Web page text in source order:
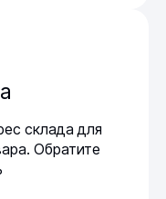
склада для
Обратите